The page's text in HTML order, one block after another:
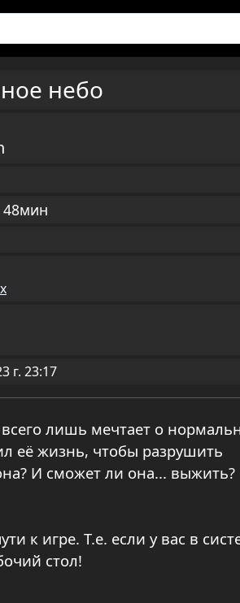
небо
48мин
г. 23:17
лишь мечтает о
её жизнь, чтобы разрушить
И сможет ли она... выжить?
к игре. Т.е. если у вас в
стол!